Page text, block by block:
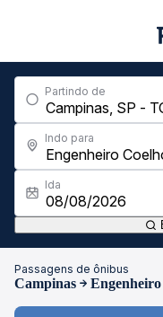
Partindo de
Indo para
Ida
Passagens de ônibus
Campinas